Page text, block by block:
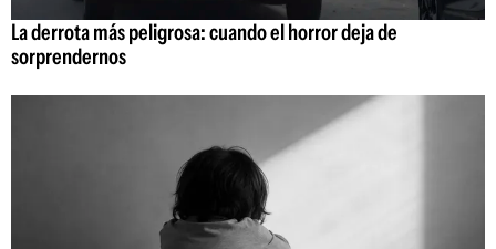
La derrota más peligrosa: cuando el horror deja de
sorprendernos